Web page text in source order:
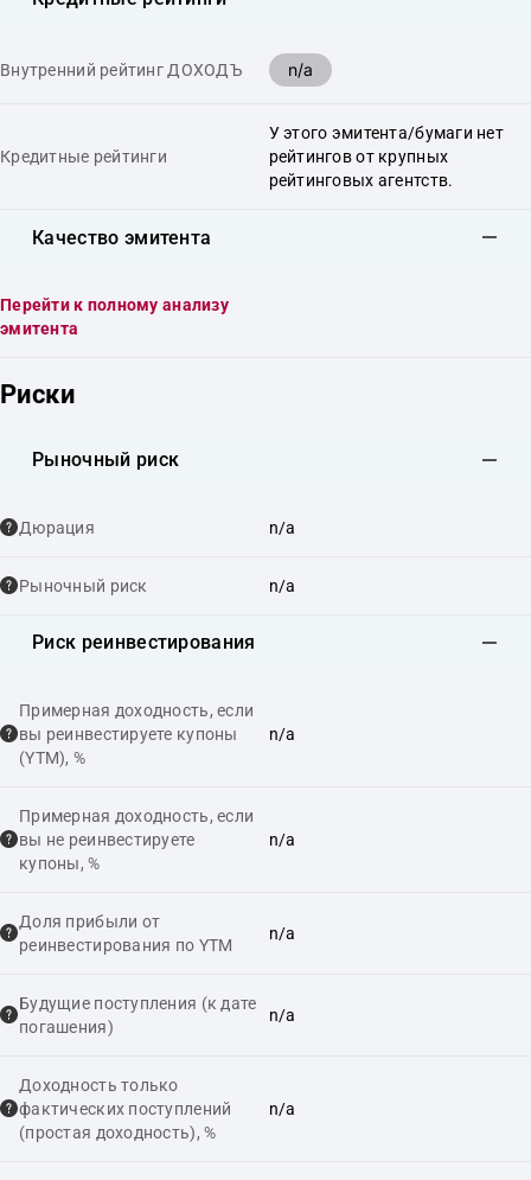
Внутренний рейтинг ДОХОДЪ n/a
Кредитные рейтинги
У этого эмитента/бумаги нет
рейтингов от крупных
рейтинговых агентств.
Качество эмитента
Перейти к полному анализу
эмитента
Риски
Рыночный риск
Дюрация n/a
Рыночный риск n/a
Риск реинвестирования
Примерная доходность, если
вы реинвестируете купоны
(YTM), %
n/a
Примерная доходность, если
вы не реинвестируете
купоны, %
n/a
Доля прибыли от
реинвестирования по YTM
n/a
Будущие поступления (к дате
погашения)
n/a
Доходность только
фактических поступлений
(простая доходность), %
n/a